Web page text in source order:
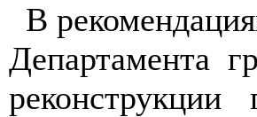
В
Департамента